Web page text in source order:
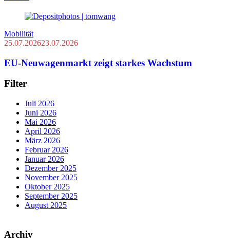
Mobilität
25.07.202623.07.2026
EU-Neuwagenmarkt zeigt starkes Wachstum
Filter
Juli 2026
Juni 2026
Mai 2026
April 2026
März 2026
Februar 2026
Januar 2026
Dezember 2025
November 2025
Oktober 2025
September 2025
August 2025
Archiv